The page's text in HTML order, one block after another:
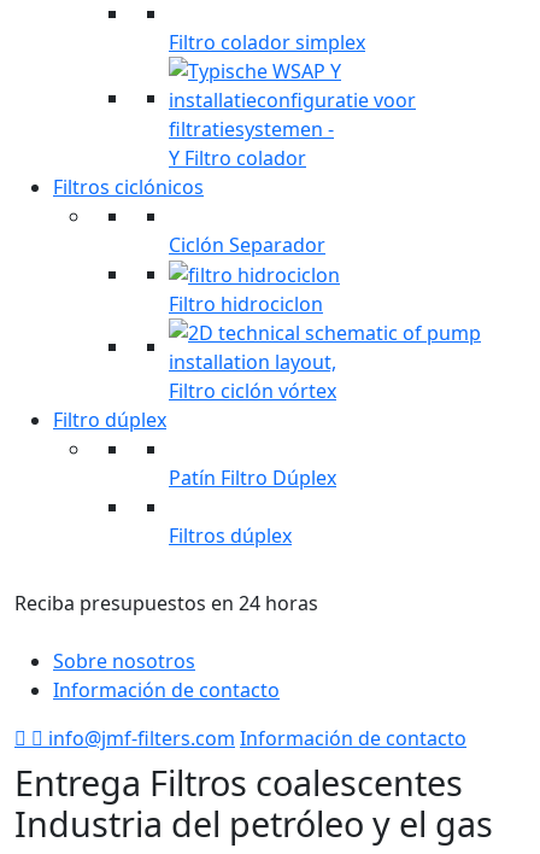
Filtro colador simplex
Y Filtro colador
Filtros ciclónicos
Ciclón Separador
Filtro hidrociclon
Filtro ciclón vórtex
Filtro dúplex
Patín Filtro Dúplex
Filtros dúplex
Reciba presupuestos en 24 horas
Sobre nosotros
Información de contacto
info@jmf-filters.com Información de contacto
Entrega Filtros coalescentes
Industria del petróleo y el gas